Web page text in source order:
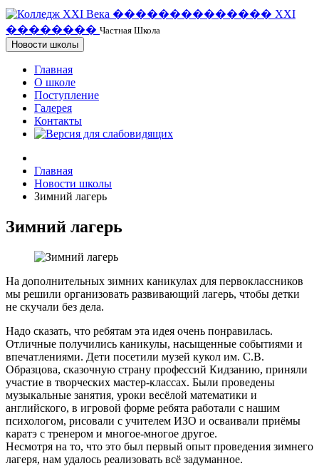
�������������� XXI
�������� Частная Школа
Новости школы
Главная
О школе
Поступление
Галерея
Контакты
Главная
Новости школы
Зимний лагерь
Зимний лагерь
На дополнительных зимних каникулах для первоклассников
мы решили организовать развивающий лагерь, чтобы детки
не скучали без дела.
Надо сказать, что ребятам эта идея очень понравилась.
Отличные получились каникулы, насыщенные событиями и
впечатлениями. Дети посетили музей кукол им. С.В.
Образцова, сказочную страну профессий Кидзанию, приняли
участие в творческих мастер-классах. Были проведены
музыкальные занятия, уроки весёлой математики и
английского, в игровой форме ребята работали с нашим
психологом, рисовали с учителем ИЗО и осваивали приёмы
каратэ с тренером и многое-многое другое.
Несмотря на то, что это был первый опыт проведения зимнего
лагеря, нам удалось реализовать всё задуманное.